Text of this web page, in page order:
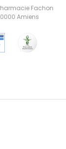
Fachon
Amiens